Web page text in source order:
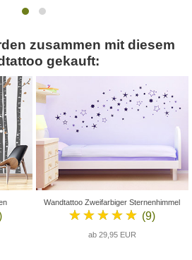
zusammen mit diesem
gekauft:
Wandtattoo Zweifarbiger Sternenhimmel
★★★★★ (9)
ab 29,95 EUR